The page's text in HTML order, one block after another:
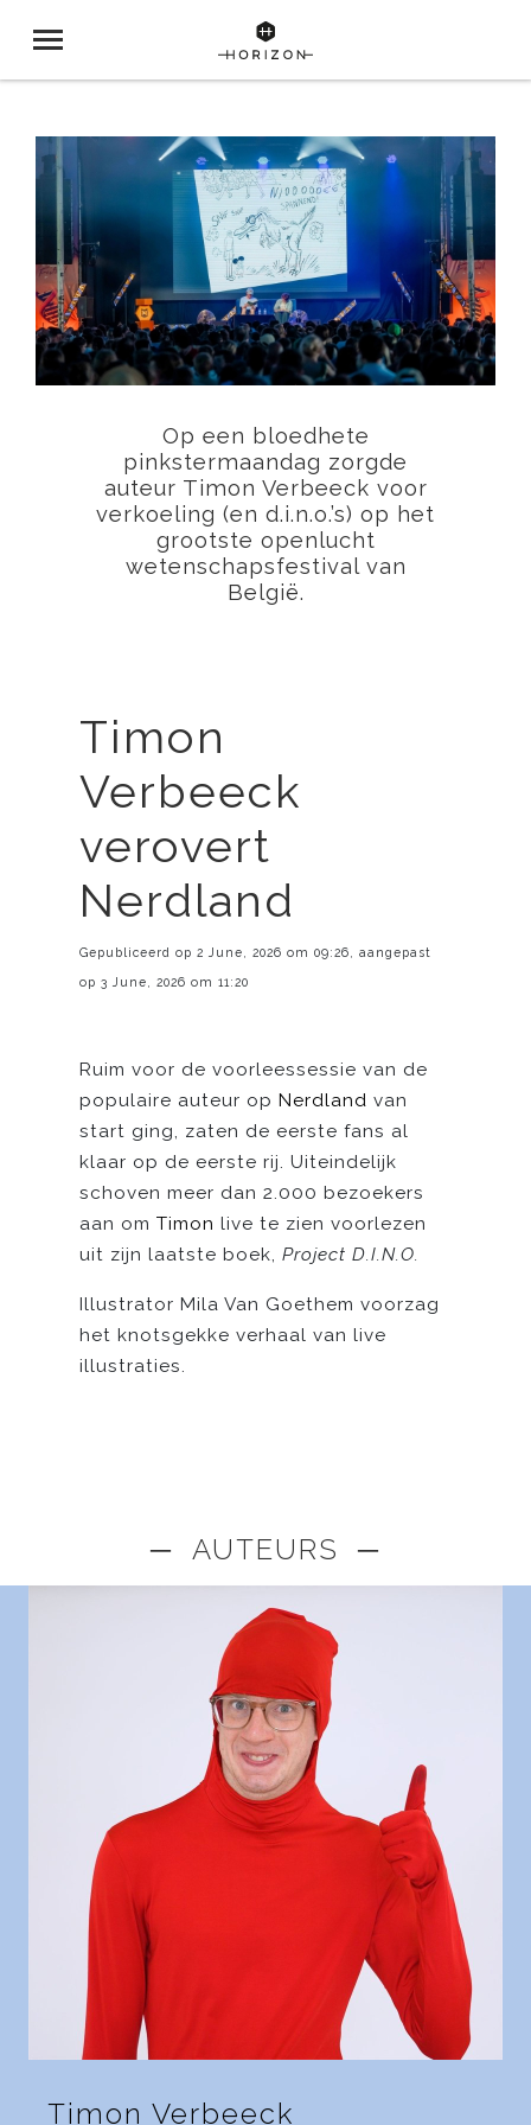
Op een bloedhete
pinkstermaandag zorgde
auteur Timon Verbeeck voor
verkoeling (en d.i.n.o.’s) op het
grootste openlucht
wetenschapsfestival van
België.
Timon
Verbeeck
verovert
Nerdland
Gepubliceerd op 2 June, 2026 om 09:26, aangepast
op 3 June, 2026 om 11:20
Ruim voor de voorleessessie van de
populaire auteur opNerdland van
start ging, zaten de eerste fans al
klaar op de eerste rij. Uiteindelijk
schoven meer dan 2.000 bezoekers
aan omTimon live te zien voorlezen
uit zijn laatste boek,Project D.I.N.O.
Illustrator Mila Van Goethem voorzag
het knotsgekke verhaal van live
illustraties.
─ AUTEURS ─
Timon Verbeeck